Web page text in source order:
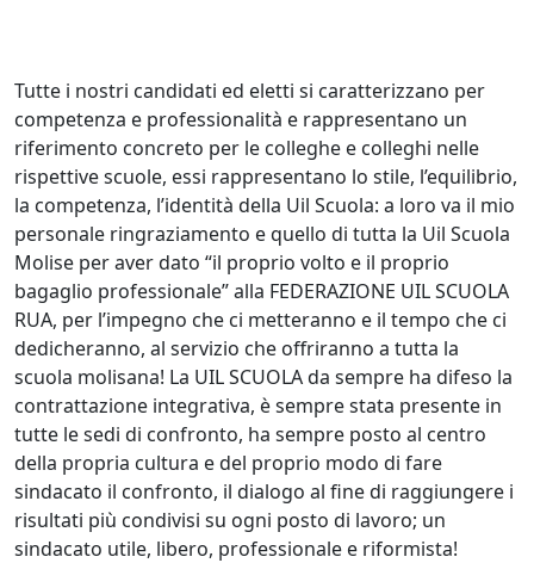
Tutte i nostri candidati ed eletti si caratterizzano per
competenza e professionalità e rappresentano un
riferimento concreto per le colleghe e colleghi nelle
rispettive scuole, essi rappresentano lo stile, l’equilibrio,
la competenza, l’identità della Uil Scuola: a loro va il mio
personale ringraziamento e quello di tutta la Uil Scuola
Molise per aver dato “il proprio volto e il proprio
bagaglio professionale” alla FEDERAZIONE UIL SCUOLA
RUA, per l’impegno che ci metteranno e il tempo che ci
dedicheranno, al servizio che offriranno a tutta la
scuola molisana! La UIL SCUOLA da sempre ha difeso la
contrattazione integrativa, è sempre stata presente in
tutte le sedi di confronto, ha sempre posto al centro
della propria cultura e del proprio modo di fare
sindacato il confronto, il dialogo al fine di raggiungere i
risultati più condivisi su ogni posto di lavoro; un
sindacato utile, libero, professionale e riformista!